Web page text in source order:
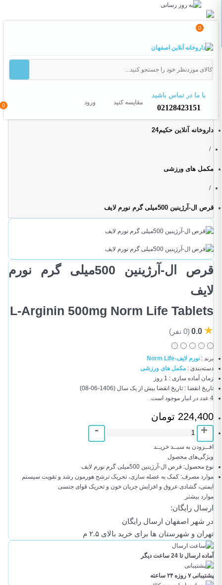
0
با ما در تماس باشید
02128423151
0 مقایسه کنید ورود
داروخانه آنلاین حکیم24
/
مکمل های ورزشی
/
قرص ال-آرژینین 500میلی گرم نورم لایف
قرص ال-آرژینین 500میلی گرم نورم
لایف
L-Arginin 500mg Norm Life Tablets
★
0.0 (0 نفر)
برند : نورم لایف-Norm Life
دسته‌بندی : مکمل های ورزشی
زمان آماده سازی : 1 روز
تاریخ انقضا : تاریخ انقضا بیش از یک سال (1406-06-08)
4 عدد در انبار موجود است.
224,400 تومان
+
-
افــزودن به سبــد خریــد
ویژگی‌های محصول
نوع محصول: قرص ال-آرژینین 500میلی گرم نورم لایف
موارد مصرف: کمک به عضله سازی، تحریک ترشح هورمون رشد و تقویت سیستم
ایمنی، گشادی عروق و افزایش جریان خون و تحریک قوای جنسی
موارد بیشتر
ارسال رایگان:
در شهر اصفهان ارسال رایگان
تهران و شهرستان ها برای خرید بالای ۲.۵ م
آماده ارسال تا 24 ساعت دیگر
پشتیبانی ۷ روزه ۲۴ ساعته